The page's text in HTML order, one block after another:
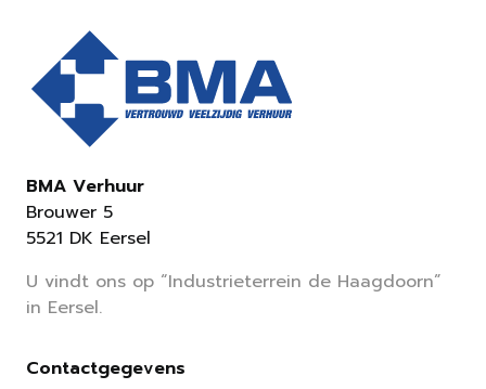
BMA Verhuur
Brouwer 5
5521 DK Eersel
U vindt ons op “Industrieterrein de Haagdoorn”
in Eersel.
Contactgegevens